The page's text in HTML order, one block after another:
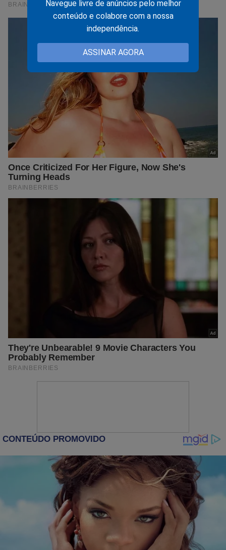
Navegue livre de anúncios pelo melhor
conteúdo e colabore com a nossa
independência.
ASSINAR AGORA